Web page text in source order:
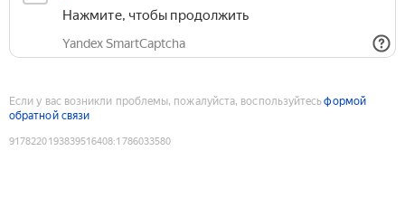
Нажмите, чтобы продолжить
Yandex SmartCaptcha
Если у вас возникли проблемы, пожалуйста, воспользуйтесьформой
обратной связи
9178220193839516408:1786033580